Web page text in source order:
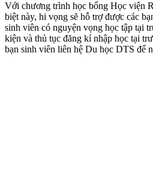
Với chương trình học bổng Học viện
biệt này, hi vọng sẽ hỗ trợ được các
sinh viên có nguyện vọng học tập tại
kiện và thủ tục đăng kí nhập học tại
bạn sinh viên liên hệ Du học DTS để